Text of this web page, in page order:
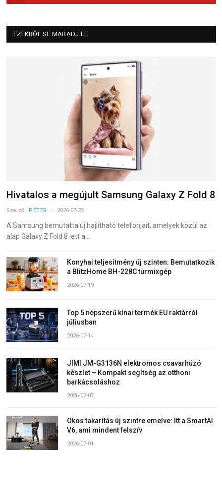
EZEKRŐL SE MARADJ LE
Hivatalos a megújult Samsung Galaxy Z Fold 8
Szerző: PÉTER 2026-07-22
A Samsung bemutatta új hajlítható telefonjait, amelyek közül az
alap Galaxy Z Fold 8 lett a…
Konyhai teljesítmény új szinten: Bemutatkozik
a BlitzHome BH-228C turmixgép
2026-07-19
Top 5 népszerű kínai termék EU raktárról
júliusban
2026-07-14
JIMI JM-G3136N elektromos csavarhúzó
készlet – Kompakt segítség az otthoni
barkácsoláshoz
2026-07-07
Okos takarítás új szintre emelve: Itt a SmartAI
V6, ami mindent felszív
2026-07-01